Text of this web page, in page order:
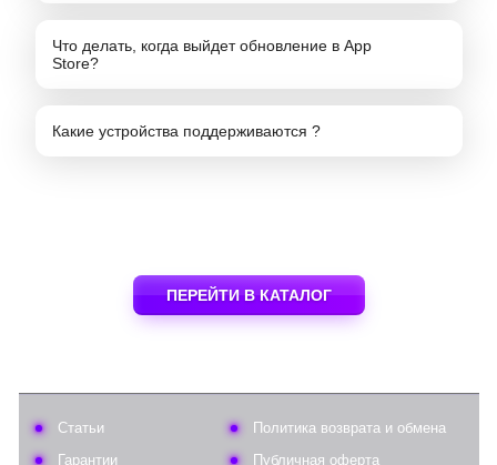
Что делать, когда выйдет обновление в App
Store?
Какие устройства поддерживаются ?
ПЕРЕЙТИ В КАТАЛОГ
Статьи
Гарантии
Политика возврата и обмена
Публичная оферта